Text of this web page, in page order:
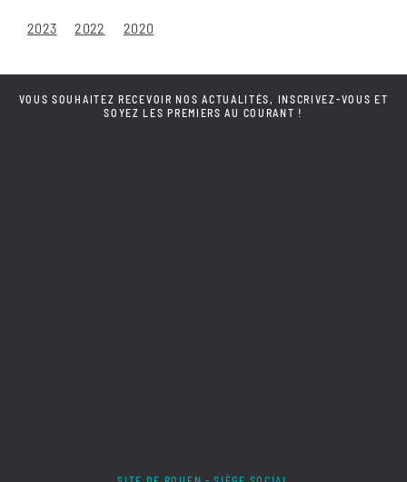
2023 2022 2020
VOUS SOUHAITEZ RECEVOIR NOS ACTUALITÉS, INSCRIVEZ-VOUS ET
SOYEZ LES PREMIERS AU COURANT !